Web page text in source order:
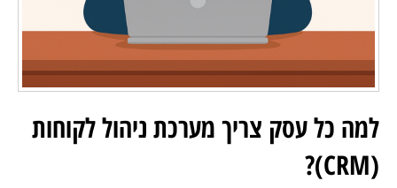
למה כל עסק צריך מערכת ניהול לקוחות
(CRM)?